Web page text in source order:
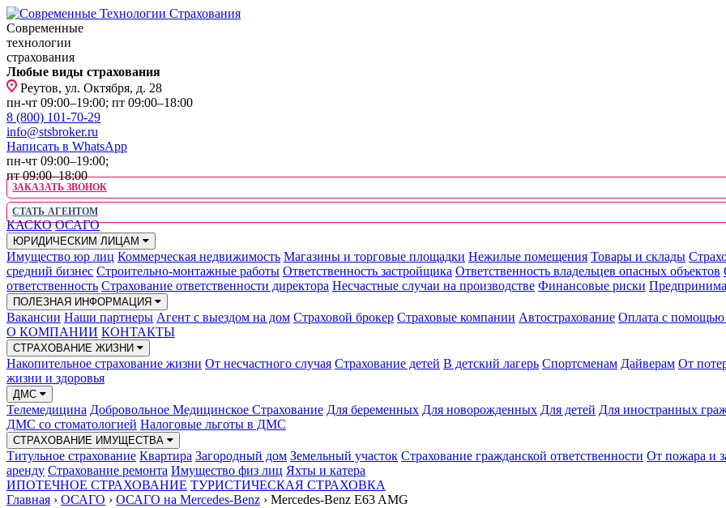
Современные
технологии
страхования
Любые виды страхования
Реутов, ул. Октября, д. 28
пн-чт 09:00–19:00; пт 09:00–18:00
8 (800) 101-70-29
info@stsbroker.ru
Написать в WhatsApp
пн-чт 09:00–19:00;
пт 09:00–18:00
ЗАКАЗАТЬ ЗВОНОК
СТАТЬ АГЕНТОМ
КАСКО ОСАГО
ЮРИДИЧЕСКИМ ЛИЦАМ
Имущество юр лиц Коммерческая недвижимость Магазины и торговые площадки Нежилые помещения Товары и склады
средний бизнес Строительно-монтажные работы Ответственность застройщика Ответственность владельцев опасных объектов
ответственность Страхование ответственности директора Несчастные случаи на производстве Финансовые риски
ПОЛЕЗНАЯ ИНФОРМАЦИЯ
Вакансии Наши партнеры Агент с выездом на дом Страховой брокер Страховые компании Автострахование Оплата с
О КОМПАНИИ КОНТАКТЫ
СТРАХОВАНИЕ ЖИЗНИ
Накопительное страхование жизни От несчастного случая Страхование детей В детский лагерь Спортсменам Дайверам От
жизни и здоровья
ДМС
Телемедицина Добровольное Медицинское Страхование Для беременных Для новорожденных Для детей Для иностранных
ДМС со стоматологией Налоговые льготы в ДМС
СТРАХОВАНИЕ ИМУЩЕСТВА
Титульное страхование Квартира Загородный дом Земельный участок Страхование гражданской ответственности От пожара и
аренду Страхование ремонта Имущество физ лиц Яхты и катера
ИПОТЕЧНОЕ СТРАХОВАНИЕ ТУРИСТИЧЕСКАЯ СТРАХОВКА
Главная › ОСАГО › ОСАГО на Mercedes-Benz › Mercedes-Benz E63 AMG